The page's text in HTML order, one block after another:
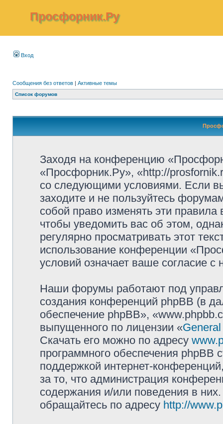
Просфорник.Ру
Вход
Сообщения без ответов | Активные темы
Список форумов
Заходя на конференцию
«Просфорник.Ру», «http://
со следующими условиями. Если
заходите и не пользуйтесь
собой право изменять эти
чтобы уведомить вас об этом,
регулярно просматривать этот
использование конференции
условий означает ваше согласие с
Наши форумы работают под
создания конференций phpBB (в
обеспечение phpBB»,
выпущенного по лицензии «
Скачать его можно по адресу
программного обеспечения phpBB
поддержкой интернет-
за то, что администрация
содержания и/или поведения в
обращайтесь по адресу http://